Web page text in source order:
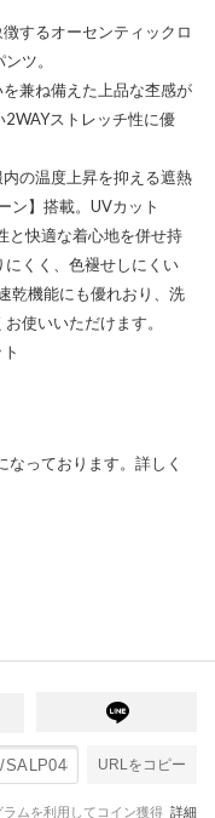
するオーセンティックロ
ツ。
兼ね備えた上品な杢感が
ストレッチ性に優
の温度上昇を抑える遮熱
ン】搭載。UVカット
と快適な着心地を併せ持
くく、色褪せしにくい
乾機能にも優れおり、洗
使いいただけます。
っております。詳しく
URLをコピー
ムを利用してコイン獲得 詳細